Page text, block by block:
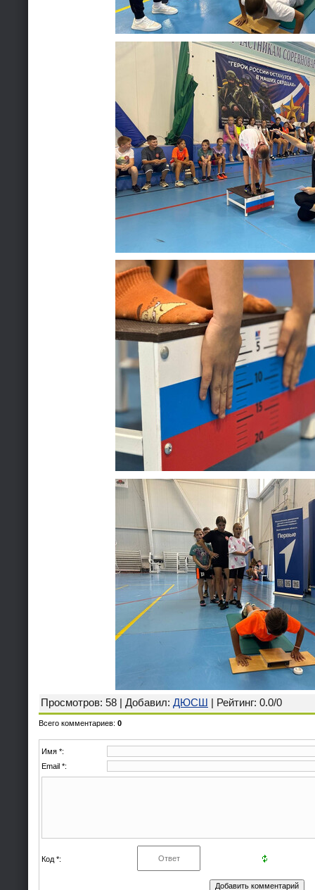
Просмотров: 58 | Добавил: ДЮСШ | Рейтинг: 0.0/0
Всего комментариев: 0
Имя *:
Email *:
Код *: